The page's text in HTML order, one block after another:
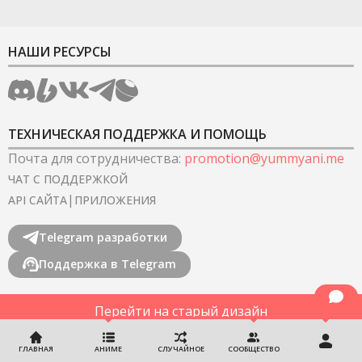
ГЛАВНАЯ АНИМЕ СЛУЧАЙНОЕ СООБЩЕСТВО
НАШИ РЕСУРСЫ
ТЕХНИЧЕСКАЯ ПОДДЕРЖКА И ПОМОЩЬ
Почта для сотрудничества: promotion@yummyani.me
ЧАТ С ПОДДЕРЖКОЙ
API САЙТА| ПРИЛОЖЕНИЯ
Telegram разработки
Поддержка в Telegram
Перейти на старый дизайн
©2022-2026YummyAnime.Все права защищены